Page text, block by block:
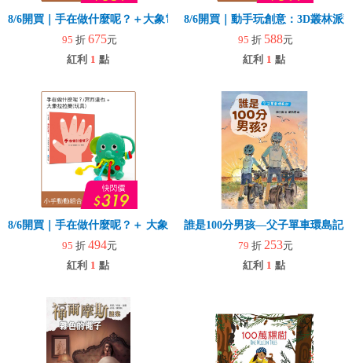
8/6開買｜手在做什麼呢？＋大象電子琴
95 折 675元
紅利 1 點
8/6開買｜動手玩創意：3D叢林派
95 折 588元
紅利 1 點
8/6開買｜手在做什麼呢？＋ 大象拉拉樂(玩具)
95 折 494元
紅利 1 點
誰是100分男孩—父子單車環島記
79 折 253元
紅利 1 點